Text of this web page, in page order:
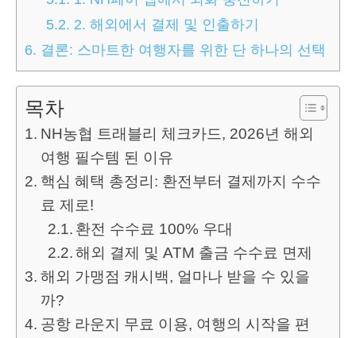
5.2. 2. 해외에서 결제 및 인출하기
6. 결론: 스마트한 여행자를 위한 단 하나의 선택
목차
NH농협 트래블리 체크카드, 2026년 해외
여행 필수템 된 이유
핵심 혜택 총정리: 환전부터 결제까지 수수
료 제로!
환전 수수료 100% 우대
해외 결제 및 ATM 출금 수수료 면제
해외 가맹점 캐시백, 얼마나 받을 수 있을
까?
공항 라운지 무료 이용, 여행의 시작을 편